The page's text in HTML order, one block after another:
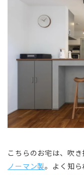
こちらのお宅は、吹
ノーマン製。よく知